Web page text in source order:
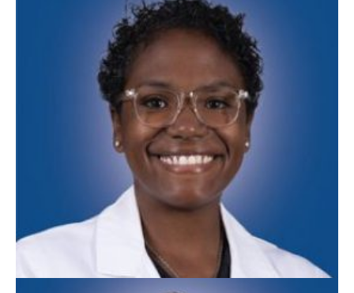
Tasmeer Hassan, MD
Medicina Familiar